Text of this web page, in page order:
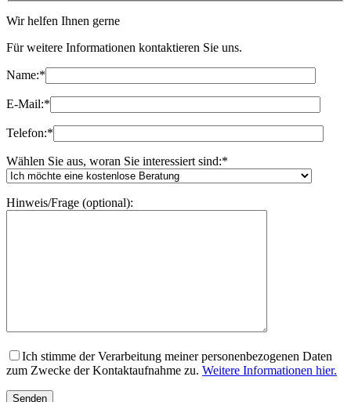
Wir helfen Ihnen gerne
Für weitere Informationen kontaktieren Sie uns.
Name:*
E-Mail:*
Telefon:*
Wählen Sie aus, woran Sie interessiert sind:*
Hinweis/Frage (optional):
Ich stimme der Verarbeitung meiner personenbezogenen Daten
zum Zwecke der Kontaktaufnahme zu. Weitere Informationen hier.